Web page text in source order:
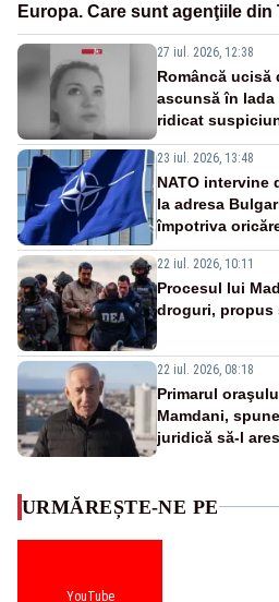
Europa. Care sunt agenţiile din
27 iul. 2026, 12:38
Româncă ucisă
ascunsă în
ridicat
23 iul. 2026, 13:48
NATO intervine
la adresa
împotriva
22 iul. 2026, 10:11
Procesul lui
droguri, propus
22 iul. 2026, 08:18
Primarul
Mamdani,
juridică să-l
URMĂREȘTE-NE PE
YouTube